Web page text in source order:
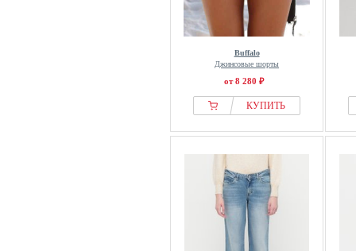
Buffalo
Джинсовые шорты
от 8 280 ₽
КУПИТЬ